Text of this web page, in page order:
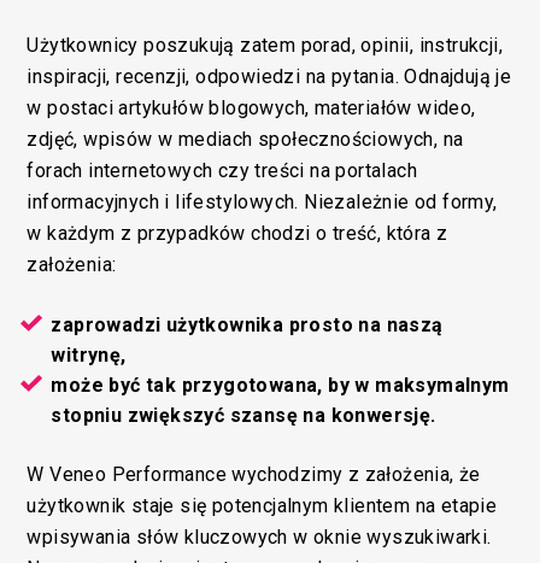
Użytkownicy poszukują zatem porad, opinii, instrukcji,
inspiracji, recenzji, odpowiedzi na pytania. Odnajdują je
w postaci artykułów blogowych, materiałów wideo,
zdjęć, wpisów w mediach społecznościowych, na
forach internetowych czy treści na portalach
informacyjnych i lifestylowych. Niezależnie od formy,
w każdym z przypadków chodzi o treść, która z
założenia:
zaprowadzi użytkownika prosto na naszą
witrynę,
może być tak przygotowana, by w maksymalnym
stopniu zwiększyć szansę na konwersję.
W Veneo Performance wychodzimy z założenia, że
użytkownik staje się potencjalnym klientem na etapie
wpisywania słów kluczowych w oknie wyszukiwarki.